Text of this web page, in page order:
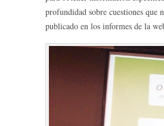
profundidad sobre cuestiones que
publicado en los informes de la